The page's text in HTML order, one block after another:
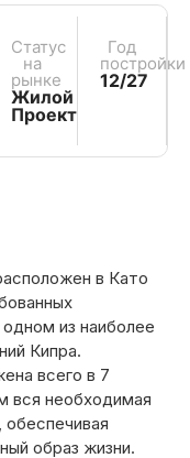
Статус
на
рынке
Жилой
Проект
Год
постройки
12/27
в Като
из наиболее
Кипра.
всего в 7
вся необходимая
образ жизни.